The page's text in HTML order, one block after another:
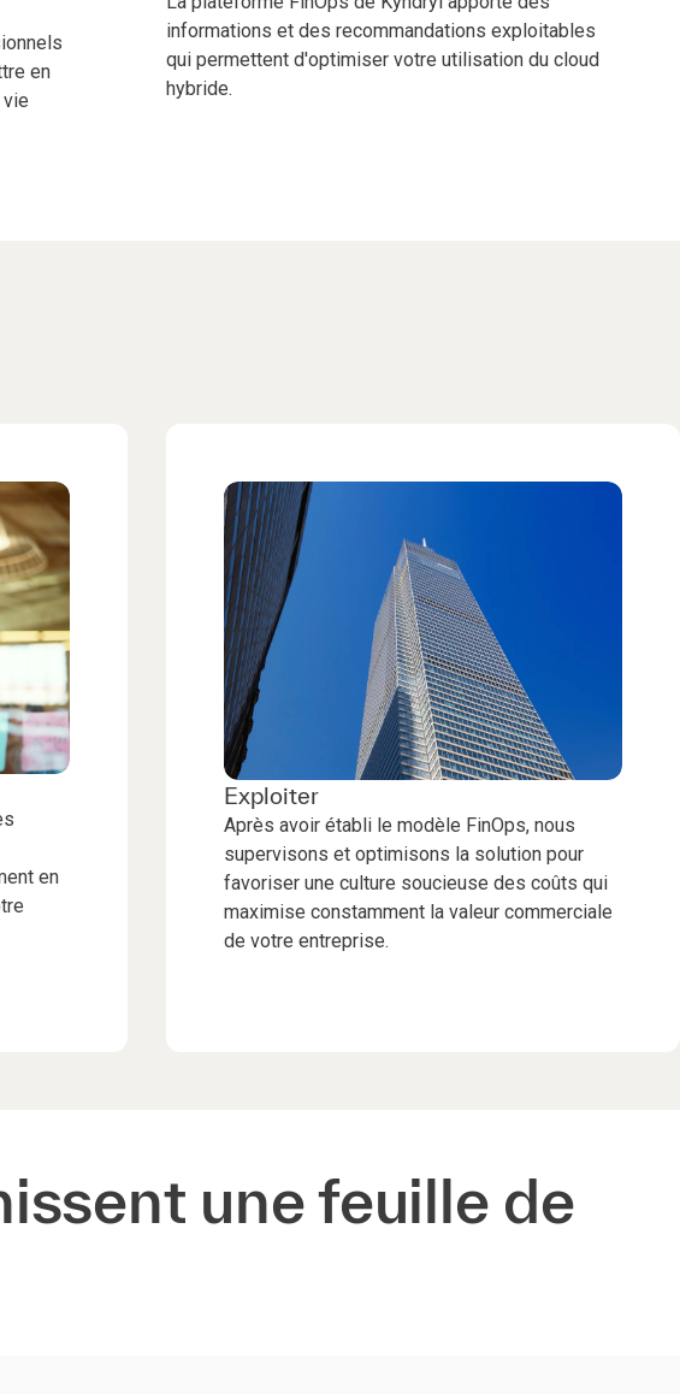
en
informations et des recommandations exploitables
qui permettent d'optimiser votre utilisation du cloud
hybride.
en
Exploiter
Après avoir établi le modèle FinOps, nous
supervisons et optimisons la solution pour
favoriser une culture soucieuse des coûts qui
maximise constamment la valeur commerciale
de votre entreprise.
une feuille de